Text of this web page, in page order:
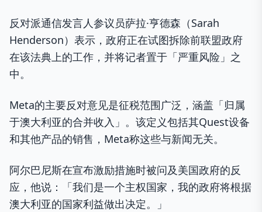
反对派通信发言人参议员萨拉·亨德森（Sarah
Henderson）表示，政府正在试图拆除前联盟政府
在该法典上的工作，并将记者置于「严重风险」之
中。
Meta的主要反对意见是征税范围广泛，涵盖「归属
于澳大利亚的合并收入」。该定义包括其Quest设备
和其他产品的销售，Meta称这些与新闻无关。
阿尔巴尼斯在宣布激励措施时被问及美国政府的反
应，他说：「我们是一个主权国家，我的政府将根据
澳大利亚的国家利益做出决定。」